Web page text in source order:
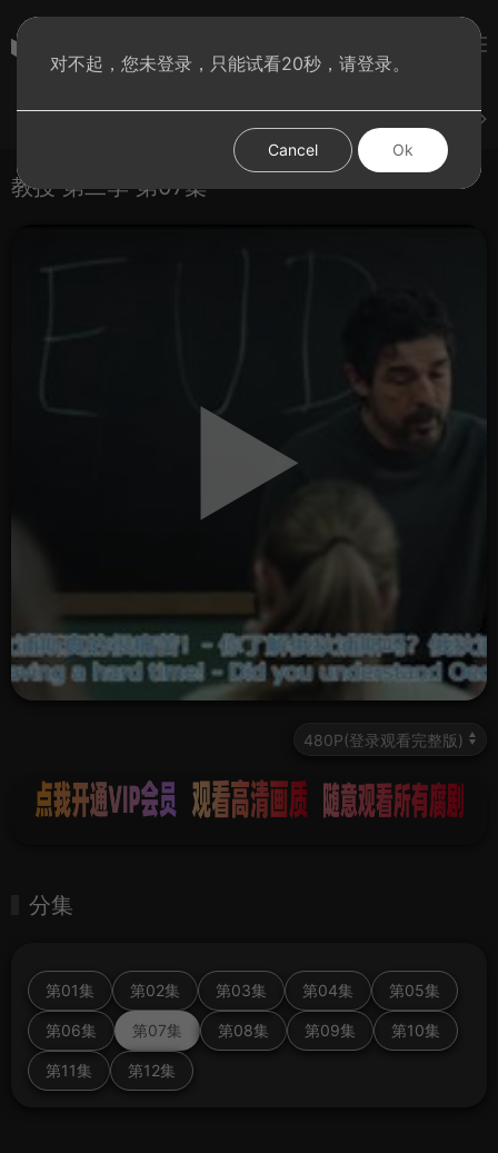
教授 第二季 第07集
分集
第01集 第02集 第03集 第04集 第05集
第06集 第07集 第08集 第09集 第10集
第11集 第12集
对不起，您未登录，只能试看20秒，请登录。
Cancel Ok